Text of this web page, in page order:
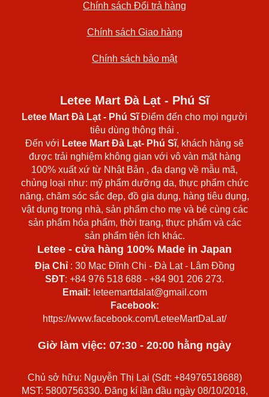
Chính sách Đổi trả hàng
Chính sách Giao hàng
Chính sách bảo mật
Letee Mart Đà Lạt - Phú Sĩ
Letee Mart Đà Lạt - Phú SĩĐiểm đến cho mọi người
tiêu dùng thông thái .
Đến với Letee Mart Đà Lạt- Phú Sĩ, khách hàng sẽ
được trải nghiệm không gian với vô vàn mặt hàng
100% xuất xứ từ Nhật Bản , đa dạng về mẫu mã,
chủng loại như: mỹ phẩm dưỡng da, thực phẩm chức
năng, chăm sóc sắc đẹp, đồ gia dụng, hàng tiêu dụng,
vật dụng trong nhà, sản phẩm cho mẹ và bé cùng các
sản phẩm hóa phẩm, thời trang, thực phẩm và các
sản phẩm tiện ích khác.
Letee - cửa hàng 100% Made in Japan
Địa Chỉ: 30 Mạc Đĩnh Chi - Đà Lạt - Lâm Đồng
SĐT: +84 976 518 688 - +84 901 206 273.
Email: leteemartdalat@gmail.com
Facebook:
https://www.facebook.com/LeteeMartDaLat/
Giờ làm việc: 07:30 - 20:00 hằng ngày
Chủ sở hữu: Nguyễn Thị Lại (Sdt: +84976518688)
MST: 5800756330. Đăng kí lần đầu ngày 08/10/2018,